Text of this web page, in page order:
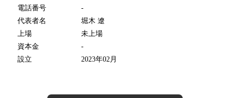
電話番号
-
代表者名
堀木 遼
上場
未上場
資本金
-
設立
2023年02月